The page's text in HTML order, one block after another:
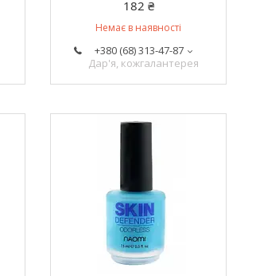
182 ₴
Немає в наявності
+380 (68) 313-47-87
Дар'я, кожгалантерея